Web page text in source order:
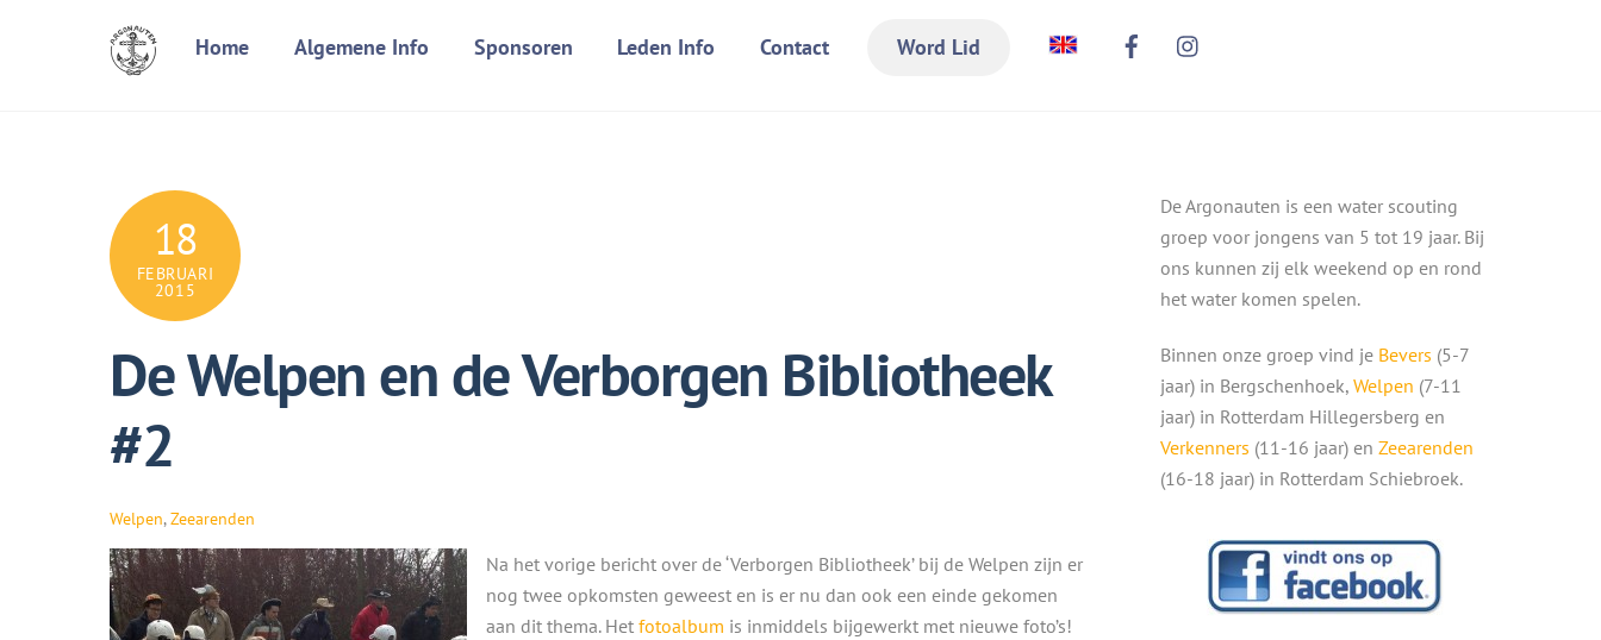
Home Algemene Info Sponsoren Leden Info Contact Word Lid
18
FEBRUARI
2015
De Welpen en de Verborgen Bibliotheek
#2
Welpen,Zeearenden
Na het vorige bericht over de ‘Verborgen Bibliotheek’ bij de Welpen zijn er
nog twee opkomsten geweest en is er nu dan ook een einde gekomen
aan dit thema. Het fotoalbum is inmiddels bijgewerkt met nieuwe foto’s!
De Argonauten is een water scouting
groep voor jongens van 5 tot 19 jaar. Bij
ons kunnen zij elk weekend op en rond
het water komen spelen.
Binnen onze groep vind je Bevers (5-7
jaar) in Bergschenhoek, Welpen (7-11
jaar) in Rotterdam Hillegersberg en
Verkenners (11-16 jaar) en Zeearenden
(16-18 jaar) in Rotterdam Schiebroek.